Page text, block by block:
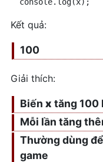
Kết quả:
100
Giải thích:
Biến x tăng 100
Mỗi lần tăng
Thường dùng
game